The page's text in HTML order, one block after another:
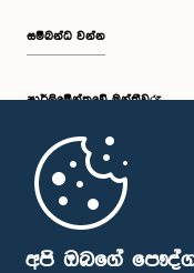
අපි ඔබගේ
සම්බන්ධ වන්න
පාර්ලි‌මේන්තුවේ මන්ත්‍රීවරු
මුල් පිටුව
පාර්ලිමේන්තු ජංගම යෙදුම